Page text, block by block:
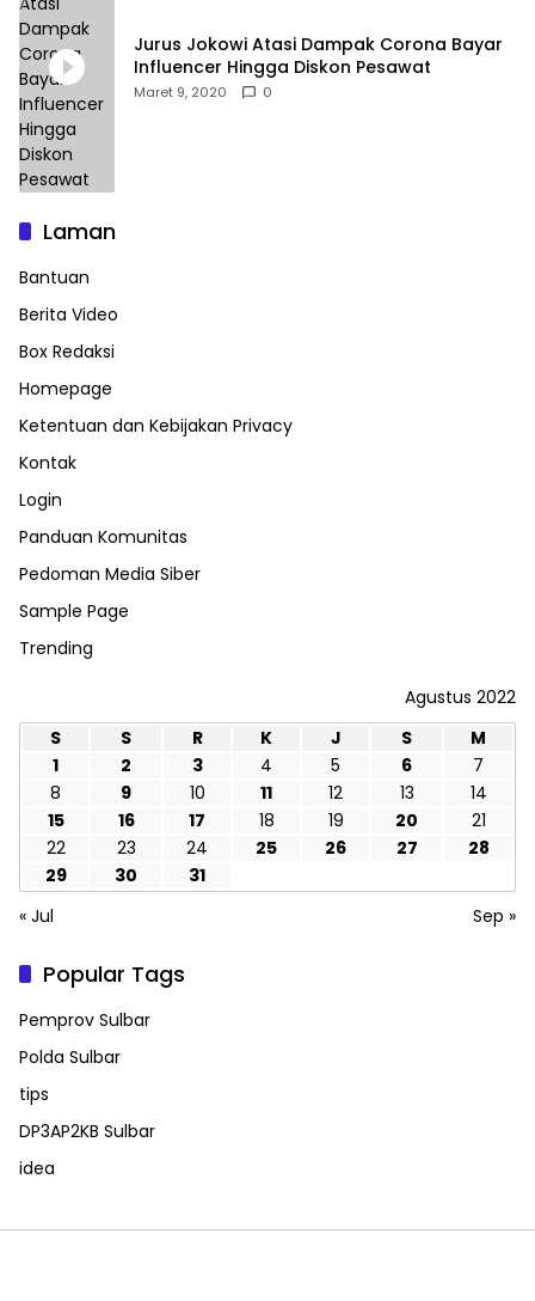
Jurus Jokowi Atasi Dampak Corona Bayar
Influencer Hingga Diskon Pesawat
Maret 9, 2020 0
Laman
Bantuan
Berita Video
Box Redaksi
Homepage
Ketentuan dan Kebijakan Privacy
Kontak
Login
Panduan Komunitas
Pedoman Media Siber
Sample Page
Trending
Agustus 2022
S
S R K J S
M
1
2 3 4 5 6
7
8
9 10 11 12 13
14
15
16 17 18 19 20
21
22
23 24 25 26 27
28
29
30
31
« Jul
Sep »
Popular Tags
Pemprov Sulbar
Polda Sulbar
tips
DP3AP2KB Sulbar
idea